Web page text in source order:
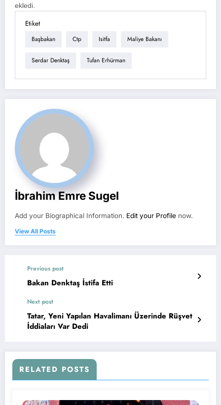
ekledi.
Etiket
Başbakan Ctp Isitfa Maliye Bakanı
Serdar Denktaş Tufan Erhürman
İbrahim Emre Sugel
Add your Biographical Information. Edit your Profile now.
View All Posts
Previous post
Bakan Denktaş İstifa Etti
Next post
Tatar, Yeni Yapılan Havalimanı Üzerinde Rüşvet
İddiaları Var Dedi
RELATED POSTS